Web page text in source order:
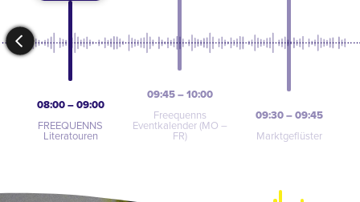
08:00 – 09:00
FREEQUENNS
Literatouren
09:45 – 10:00
Freequenns
Eventkalender (MO –
FR)
09:30 – 09:45
Marktgeflüster